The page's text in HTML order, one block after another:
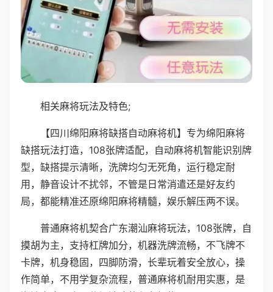
相关麻将玩法及特色;
【四川绵阳麻将缺搭自动麻将机】专为绵阳麻将
缺搭玩法打造，108张牌适配，自动麻将机智能识别牌
型，缺搭提示清晰，洗牌均匀无死角，运行稳定耐
用，静音设计不扰邻，不管是日常消遣还是好友约
局，都能精准还原绵阳麻将精髓，娱乐解压两不误。
普通麻将机契合广东潮汕麻将玩法，108张牌，自
摸胡为主，支持杠牌加分，机器洗牌流畅，不飞牌不
卡牌，机身稳固，四脚防滑，长辈玩着安全放心，操
作简单，不用学复杂流程，普通麻将机耐用实惠，是